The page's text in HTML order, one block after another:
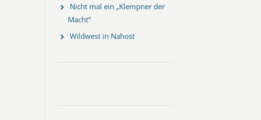
Nicht mal ein „Klempner der
Macht“
Wildwest in Nahost